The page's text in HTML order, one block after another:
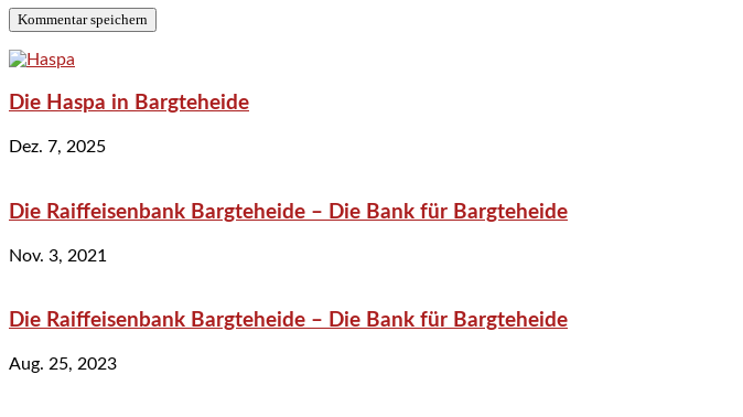
Die Haspa in Bargteheide
Dez. 7, 2025
Die Raiffeisenbank Bargteheide – Die Bank für Bargteheide
Nov. 3, 2021
Die Raiffeisenbank Bargteheide – Die Bank für Bargteheide
Aug. 25, 2023